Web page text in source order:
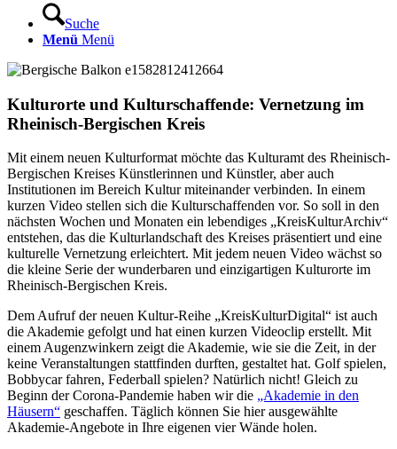
Suche
Menü Menü
Kulturorte und Kulturschaffende: Vernetzung im
Rheinisch-Bergischen Kreis
Mit einem neuen Kulturformat möchte das Kulturamt des Rheinisch-
Bergischen Kreises Künstlerinnen und Künstler, aber auch
Institutionen im Bereich Kultur miteinander verbinden. In einem
kurzen Video stellen sich die Kulturschaffenden vor. So soll in den
nächsten Wochen und Monaten ein lebendiges „KreisKulturArchiv“
entstehen, das die Kulturlandschaft des Kreises präsentiert und eine
kulturelle Vernetzung erleichtert. Mit jedem neuen Video wächst so
die kleine Serie der wunderbaren und einzigartigen Kulturorte im
Rheinisch-Bergischen Kreis.
Dem Aufruf der neuen Kultur-Reihe „KreisKulturDigital“ ist auch
die Akademie gefolgt und hat einen kurzen Videoclip erstellt. Mit
einem Augenzwinkern zeigt die Akademie, wie sie die Zeit, in der
keine Veranstaltungen stattfinden durften, gestaltet hat. Golf spielen,
Bobbycar fahren, Federball spielen? Natürlich nicht! Gleich zu
Beginn der Corona-Pandemie haben wir die „Akademie in den
Häusern“ geschaffen. Täglich können Sie hier ausgewählte
Akademie-Angebote in Ihre eigenen vier Wände holen.